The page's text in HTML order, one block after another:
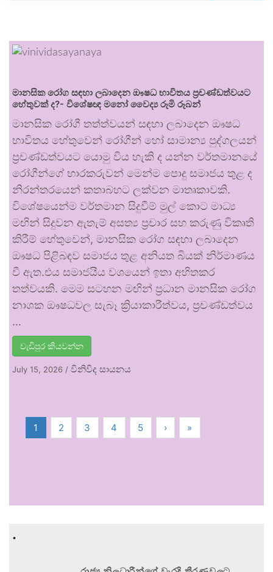
මානසික රෝග සඳහා ලබාදෙන ඖෂධ භාවිතය ප්‍රචණ්ඩත්වයට
හේතුවක් ද?- විශේෂඥ මනෝ වෛද්‍ය රූමි රූබන්
මානසික රෝගී තත්ත්වයන් සඳහා ලබාදෙන ඖෂධ
භාවිතය හේතුවෙන් රෝගීන් හෝ සාමාන්‍ය පුද්ගලයන්
ප්‍රචණ්ඩත්වයට යොමු විය හැකි ද යන්න වර්තමානයේ
රෝගීන්ගේ භාරකරුවන් මෙන්ම පොදු සමාජය තුළ ද
නිරන්තරයෙන් කතාබහට ලක්වන මාතෘකාවකි.
විශේෂයෙන්ම වර්තමාන සිදුවීම් මුල් කොට මාධ්‍ය
මඟින් සිදුවන ඇතැම් අසත්‍ය ප්‍රචාර සහ කරුණු විකෘති
කිරීම් හේතුවෙන්, මානසික රෝග සඳහා ලබාදෙන
ඖෂධ පිළිබඳව සමාජය තුළ අනියත බියක් නිර්මාණය
වී ඇත.එය සමාජයීය වශයෙන් ඉතා අහිතකර
තත්වයකි. මෙම සටහන මඟින් ප්‍රධාන මානසික රෝග
නාශක ඖෂධවල සැබෑ ක්‍රියාකාරීත්වය, ප්‍රචණ්ඩත්වය
…
වැඩිපුර කියවන්න
July 15, 2026 / විනිවිද සායනය
1 2 3 4 5 › »
.